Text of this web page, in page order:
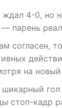
4-0, но
— парень
согласен,
на новый
шикарный
стоп-кадр